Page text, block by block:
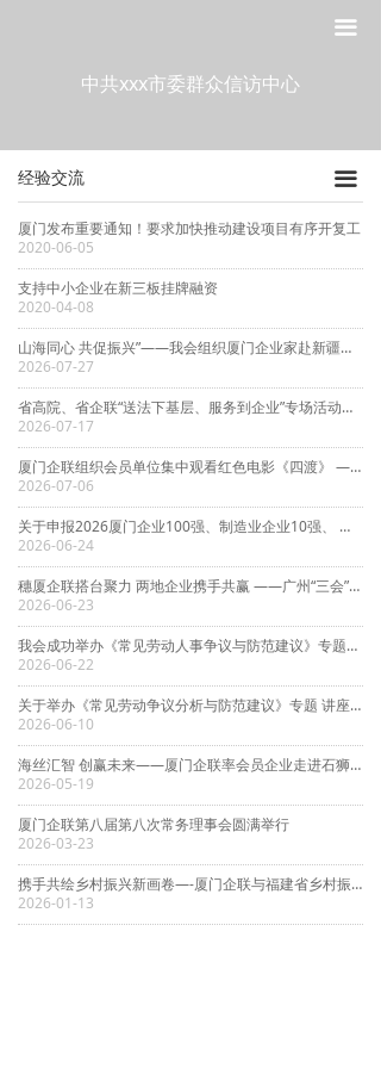
中共xxx市委群众信访中心
끀
走进工委
宣传教育
作风建设
制度建设
政策法规
党建研究
厦门发布重要通知！要求加快推动建设项目有序开复工
2020-06-05
支持中小企业在新三板挂牌融资
2020-04-08
山海同心 共促振兴”——我会组织厦门企业家赴新疆开展党建+产业协作考察交流活动
2026-07-27
省高院、省企联“送法下基层、服务到企业”专场活动在厦门举办
2026-07-17
厦门企联组织会员单位集中观看红色电影《四渡》 ——热烈庆祝中国共产党成立105周年 纪念红军长征胜利90周年
2026-07-06
关于申报2026厦门企业100强、制造业企业10强、 服务业企业10强、专精特新企业10强、绿色企业10强、建筑业企业10强、物流业企业10强、台资企业10强 的通知
2026-06-24
穗厦企联搭台聚力 两地企业携手共赢 ——广州“三会”组织企业家赴厦门考察交流
2026-06-23
我会成功举办《常见劳动人事争议与防范建议》专题讲座
2026-06-22
关于举办《常见劳动争议分析与防范建议》专题 讲座的通知
2026-06-10
海丝汇智 创赢未来——厦门企联率会员企业走进石狮考察交流活动圆满举行
2026-05-19
厦门企联第八届第八次常务理事会圆满举行
2026-03-23
携手共绘乡村振兴新画卷—-厦门企联与福建省乡村振兴服务团座谈交流暨战略合作签约仪式成功举行
2026-01-13
끀
经验交流
通知通告
经验交流